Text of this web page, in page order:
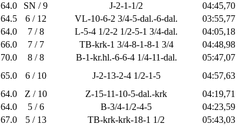
64.0 SN / 9 J-2-1-1/2
04:45,70
64.5 6 / 12 VL-10-6-2 3/4-5-dal.-6-dal.
03:55,77
64.0 7 / 8 L-5-4 1/2-2 1/2-5-1 3/4-dal.
04:05,18
66.0 7 / 7 TB-krk-1 3/4-8-1-8-1 3/4
04:48,98
70.0 8 / 8 B-1-kr.hl.-6-6-4 1/4-11-dal.
05:47,07
65.0 6 / 10 J-2-13-2-4 1/2-1-5
04:57,63
64.0 Z / 10 Z-15-11-10-5-dal.-krk
04:19,71
64.0 5 / 6 B-3/4-1/2-4-5
04:23,59
67.0 5 / 13 TB-krk-krk-18-1 1/2
05:43,03